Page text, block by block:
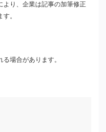
より、企業は記事の加筆修正
。
場合があります。